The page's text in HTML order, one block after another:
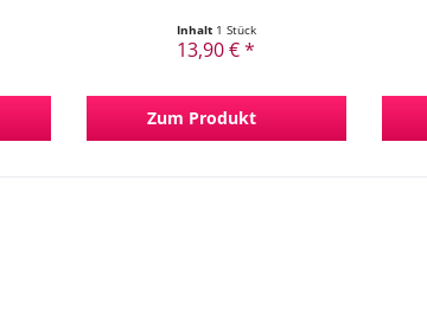
Inhalt 1 Stück
13,90 € *
Zum Produkt